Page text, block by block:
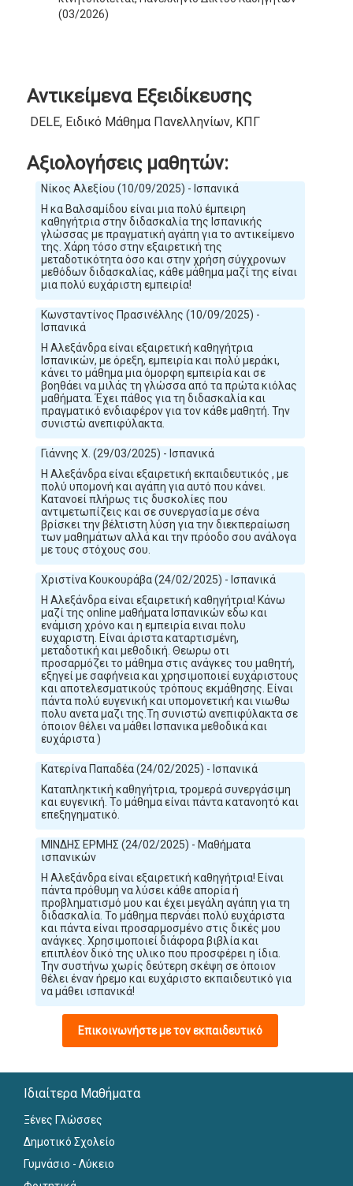
(03/2026)
Αντικείμενα Εξειδίκευσης
DELE, Ειδικό Μάθημα Πανελληνίων, ΚΠΓ
Αξιολογήσεις μαθητών:
Νίκος Αλεξίου (10/09/2025) - Ισπανικά
Η κα Βαλσαμίδου είναι μια πολύ έμπειρη
καθηγήτρια στην διδασκαλία της Ισπανικής
γλώσσας με πραγματική αγάπη για το αντικείμενο
της. Χάρη τόσο στην εξαιρετική της
μεταδοτικότητα όσο και στην χρήση σύγχρονων
μεθόδων διδασκαλίας, κάθε μάθημα μαζί της είναι
μια πολύ ευχάριστη εμπειρία!
Κωνσταντίνος Πρασινέλλης (10/09/2025) -
Ισπανικά
Η Αλεξάνδρα είναι εξαιρετική καθηγήτρια
Ισπανικών, με όρεξη, εμπειρία και πολύ μεράκι,
κάνει το μάθημα μια όμορφη εμπειρία και σε
βοηθάει να μιλάς τη γλώσσα από τα πρώτα κιόλας
μαθήματα. Έχει πάθος για τη διδασκαλία και
πραγματικό ενδιαφέρον για τον κάθε μαθητή. Την
συνιστώ ανεπιφύλακτα.
Γιάννης Χ. (29/03/2025) - Ισπανικά
Η Αλεξάνδρα είναι εξαιρετική εκπαιδευτικός , με
πολύ υπομονή και αγάπη για αυτό που κάνει.
Κατανοεί πλήρως τις δυσκολίες που
αντιμετωπίζεις και σε συνεργασία με σένα
βρίσκει την βέλτιστη λύση για την διεκπεραίωση
των μαθημάτων αλλά και την πρόοδο σου ανάλογα
με τους στόχους σου.
Χριστίνα Κουκουράβα (24/02/2025) - Ισπανικά
Η Αλεξάνδρα είναι εξαιρετική καθηγήτρια! Κάνω
μαζί της online μαθήματα Ισπανικών εδω και
ενάμιση χρόνο και η εμπειρία ειναι πολυ
ευχαριστη. Είναι άριστα καταρτισμένη,
μεταδοτική και μεθοδική. Θεωρω οτι
προσαρμόζει το μάθημα στις ανάγκες του μαθητή,
εξηγεί με σαφήνεια και χρησιμοποιεί ευχάριστους
και αποτελεσματικούς τρόπους εκμάθησης. Είναι
πάντα πολύ ευγενική και υπομονετική και νιωθω
πολυ ανετα μαζι της.Τη συνιστώ ανεπιφύλακτα σε
όποιον θέλει να μάθει Ισπανικα μεθοδικά και
ευχάριστα )
Κατερίνα Παπαδέα (24/02/2025) - Ισπανικά
Καταπληκτική καθηγήτρια, τρομερά συνεργάσιμη
και ευγενική. Το μάθημα είναι πάντα κατανοητό και
επεξηγηματικό.
ΜΙΝΔΗΣ ΕΡΜΗΣ (24/02/2025) - Μαθήματα
ισπανικών
Η Αλεξάνδρα είναι εξαιρετική καθηγήτρια! Είναι
πάντα πρόθυμη να λύσει κάθε απορία ή
προβληματισμό μου και έχει μεγάλη αγάπη για τη
διδασκαλία. Το μάθημα περνάει πολύ ευχάριστα
και πάντα είναι προσαρμοσμένο στις δικές μου
ανάγκες. Χρησιμοποιεί διάφορα βιβλία και
επιπλέον δικό της υλικο που προσφέρει η ίδια.
Την συστήνω χωρίς δεύτερη σκέψη σε όποιον
θέλει έναν ήρεμο και ευχάριστο εκπαιδευτικό για
να μάθει ισπανικά!
Επικοινωνήστε με τον εκπαιδευτικό
Ιδιαίτερα Μαθήματα
Ξένες Γλώσσες
Δημοτικό Σχολείο
Γυμνάσιο - Λύκειο